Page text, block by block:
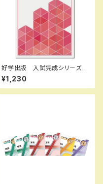
好学出版 入試完成シリーズ
英語 長文問題の完成 II 2026
年度版 新品完全セット ISB
N：B0D3B8R5K8 ISBN-10：
¥1,230